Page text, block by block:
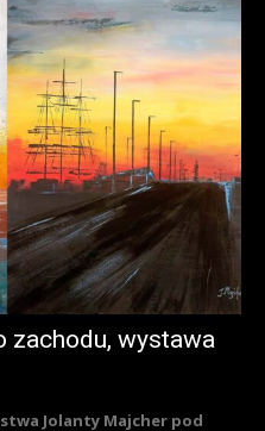
zachodu, wystawa
Jolanty Majcher pod